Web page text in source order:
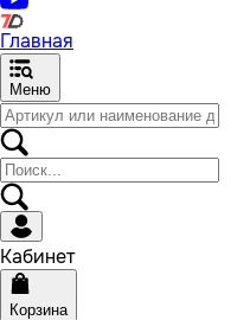
Главная
Меню
Кабинет
Корзина